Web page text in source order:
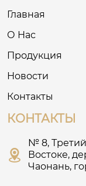
Главная
О Нас
Продукция
Новости
Контакты
КОНТАКТЫ

№ 8,
Востоке,
Чаонань,